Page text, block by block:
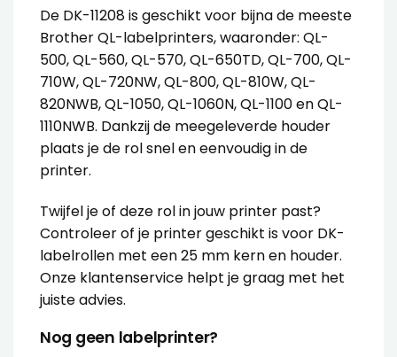
De DK-11208 is geschikt voor bijna de meeste
Brother QL-labelprinters, waaronder: QL-
500, QL-560, QL-570, QL-650TD, QL-700, QL-
710W, QL-720NW, QL-800, QL-810W, QL-
820NWB, QL-1050, QL-1060N, QL-1100 en QL-
1110NWB. Dankzij de meegeleverde houder
plaats je de rol snel en eenvoudig in de
printer.
Twijfel je of deze rol in jouw printer past?
Controleer of je printer geschikt is voor DK-
labelrollen met een 25 mm kern en houder.
Onze klantenservice helpt je graag met het
juiste advies.
Nog geen labelprinter?